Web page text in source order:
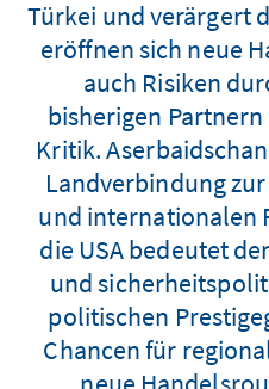
Türkei und verärgert
eröffnen sich neue
auch Risiken
bisherigen
Kritik.
Landverbindung
und internationalen
die USA bedeutet
und
politischen
Chancen für